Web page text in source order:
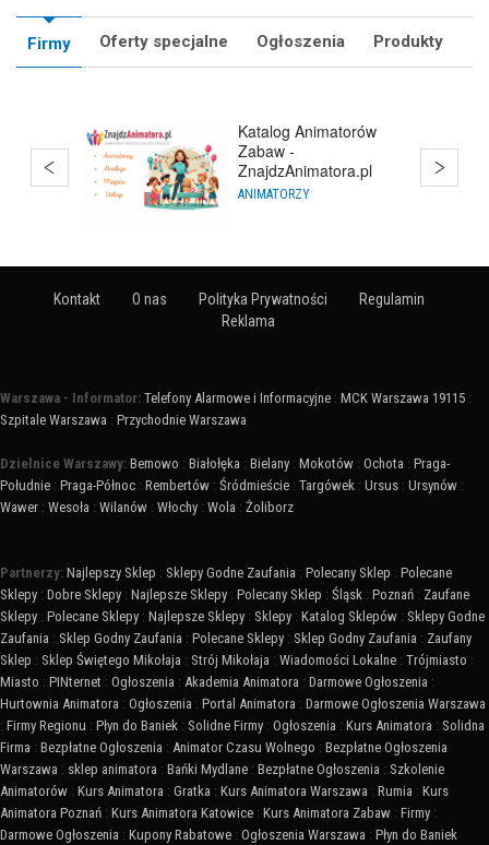
Firmy Oferty specjalne Ogłoszenia Produkty
Balony Warszawa
HURTOWNIE
Kontakt O nas Polityka Prywatności
Regulamin
Reklama
Warszawa - Informator: Telefony Alarmowe i Informacyjne : MCK Warszawa 19115 :
Szpitale Warszawa : Przychodnie Warszawa
Dzielnice Warszawy: Bemowo : Białołęka : Bielany : Mokotów : Ochota : Praga-
Południe : Praga-Północ : Rembertów : Śródmieście : Targówek : Ursus : Ursynów :
Wawer : Wesoła : Wilanów : Włochy : Wola : Żoliborz
Partnerzy: Najlepszy Sklep : Sklepy Godne Zaufania : Polecany Sklep : Polecane
Sklepy : Dobre Sklepy : Najlepsze Sklepy : Polecany Sklep : Śląsk : Poznań : Zaufane
Sklepy : Polecane Sklepy : Najlepsze Sklepy : Sklepy : Katalog Sklepów : Sklepy Godne
Zaufania : Sklep Godny Zaufania : Polecane Sklepy : Sklep Godny Zaufania : Zaufany
Sklep : Sklep Świętego Mikołaja : Strój Mikołaja : Wiadomości Lokalne : Trójmiasto :
Miasto : PINternet : Ogłoszenia : Akademia Animatora : Darmowe Ogłoszenia :
Hurtownia Animatora : Ogłoszenia : Portal Animatora : Darmowe Ogłoszenia Warszawa
: Firmy Regionu : Płyn do Baniek : Solidne Firmy : Ogłoszenia : Kurs Animatora : Solidna
Firma : Bezpłatne Ogłoszenia : Animator Czasu Wolnego : Bezpłatne Ogłoszenia
Warszawa : sklep animatora : Bańki Mydlane : Bezpłatne Ogłoszenia : Szkolenie
Animatorów : Kurs Animatora : Gratka : Kurs Animatora Warszawa : Rumia : Kurs
Animatora Poznań : Kurs Animatora Katowice : Kurs Animatora Zabaw : Firmy :
Darmowe Ogłoszenia : Kupony Rabatowe : Ogłoszenia Warszawa : Płyn do Baniek